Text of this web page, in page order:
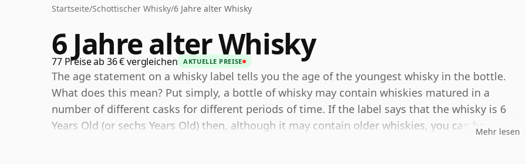
Startseite/Schottischer Whisky/6 Jahre alter Whisky
6 Jahre alter Whisky
77 Preise ab 36 € vergleichen AKTUELLE PREISE
The age statement on a whisky label tells you the age of the youngest whisky in the bottle.
What does this mean? Put simply, a bottle of whisky may contain whiskies matured in a
number of different casks for different periods of time. If the label says that the whisky is 6
Years Old (or sechs Years Old) then, although it may contain older whiskies, you can beMehr lesen